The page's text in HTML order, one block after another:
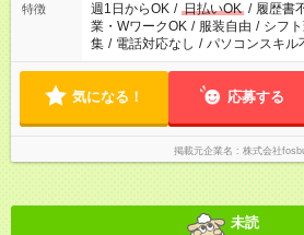
特徴 週1日からOK / 日払いOK / 履歴書
業・WワークOK / 服装自由 / シフ
集 / 電話対応なし / パソコンスキル
気になる！ 応募する
掲載元企業名 株式会社
未読